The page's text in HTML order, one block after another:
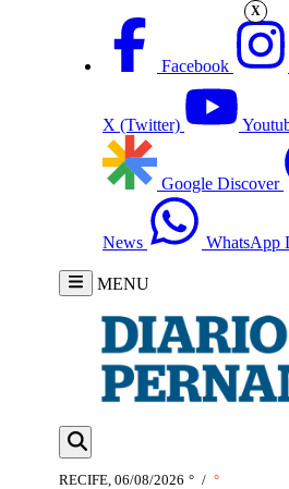
Facebook
X (Twitter)
Google Discover
News WhatsApp
MENU
RECIFE, 06/08/2026 ° / °
X